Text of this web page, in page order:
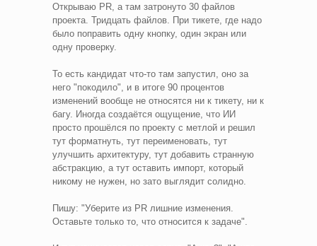
Открываю PR, а там затронуто 30 файлов
проекта. Тридцать файлов. При тикете, где надо
было поправить одну кнопку, один экран или
одну проверку.
То есть кандидат что-то там запустил, оно за
него "покодило", и в итоге 90 процентов
изменений вообще не относятся ни к тикету, ни к
багу. Иногда создаётся ощущение, что ИИ
просто прошёлся по проекту с метлой и решил
тут форматнуть, тут переименовать, тут
улучшить архитектуру, тут добавить странную
абстракцию, а тут оставить импорт, который
никому не нужен, но зато выглядит солидно.
Пишу: "Уберите из PR лишние изменения.
Оставьте только то, что относится к задаче".